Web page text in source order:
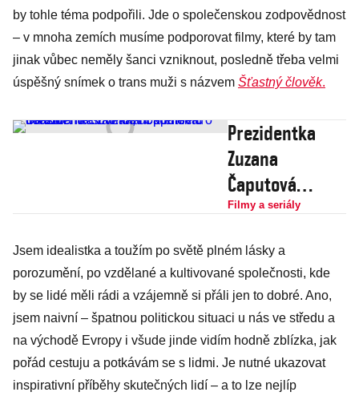
by tohle téma podpořili. Jde o společenskou zodpovědnost
– v mnoha zemích musíme podporovat filmy, které by tam
jinak vůbec neměly šanci vzniknout, posledně třeba velmi
úspěšný snímek o trans muži s názvem Šťastný člověk.
Prezidentka
Zuzana
Čaputová
dorazila na
premiéru
Šťastného
člověka,
dokumentu o
tranzici
Filmy a seriály
Jsem idealistka a toužím po světě plném lásky a
porozumění, po vzdělané a kultivované společnosti, kde
by se lidé měli rádi a vzájemně si přáli jen to dobré. Ano,
jsem naivní – špatnou politickou situaci u nás ve středu a
na východě Evropy i všude jinde vidím hodně zblízka, jak
pořád cestuju a potkávám se s lidmi. Je nutné ukazovat
inspirativní příběhy skutečných lidí – a to lze nejlíp